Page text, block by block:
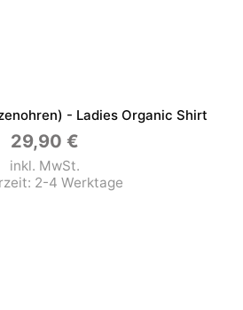
- Ladies Organic Shirt
29,90 €
inkl. MwSt.
2-4 Werktage